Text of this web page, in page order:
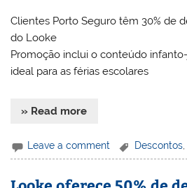
Clientes Porto Seguro têm 30% de
do Looke
Promoção inclui o conteúdo
ideal para as férias escolares
» Read more
Leave a comment Descontos,